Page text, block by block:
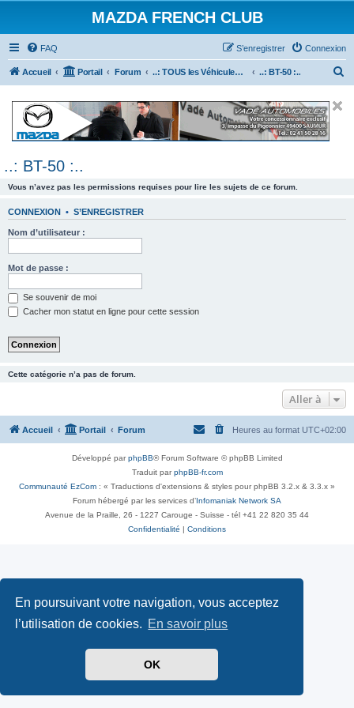
En poursuivant votre navigation, vous acceptez
l’utilisation de cookies. En savoir plus
OK
MAZDA FRENCH CLUB
FAQ Connexion
S’enregistrer
Accueil Portail Forum ..: TOUS les Véhicules MAZDA :.. ..: BT-50 :..
e
..: BT-50 :..
Vous n’avez pas les permissions requises pour lire les sujets de ce forum.
CONNEXION • S’ENREGISTRER
Nom d’utilisateur :
Mot de passe :
Se souvenir de moi
Cacher mon statut en ligne pour cette session
Cette catégorie n’a pas de forum.
Aller à
Accueil Portail Forum Heures au format UTC+02:00
Développé parphpBB® Forum Software © phpBB Limited
Traduit parphpBB-fr.com
Communauté EzCom : « Traductions d'extensions & styles pour phpBB 3.2.x & 3.3.x »
Forum hébergé par les services d’ Infomaniak Network SA
Avenue de la Praille, 26 - 1227 Carouge - Suisse - tél +41 22 820 35 44
Confidentialité
Conditions